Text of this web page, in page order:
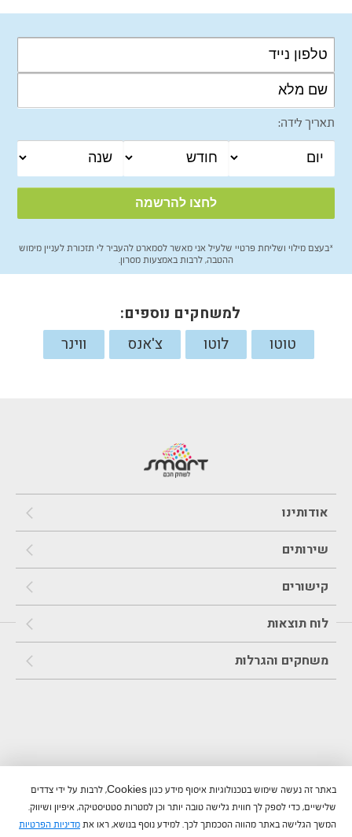
תאריך לידה:
*בעצם מילוי ושליחת פרטיי שלעיל אני מאשר לסמארט להעביר לי תזכורת לעניין מימוש
ההטבה, לרבות באמצעות מסרון.
למשחקים נוספים:
טוטו
לוטו צ'אנס ווינר
אודותינו
שירותים
קישורים
לוח תוצאות
משחקים והגרלות
באתר זה נעשה שימוש בטכנולוגיות איסוף מידע כגון Cookies, לרבות על ידי צדדים
שלישיים, כדי לספק לך חווית גלישה טובה יותר וכן למטרות סטטיסטיקה, איפיון ושיווק.
המשך הגלישה באתר מהווה הסכמתך לכך. למידע נוסף בנושא, ראו את מדיניות הפרטיות